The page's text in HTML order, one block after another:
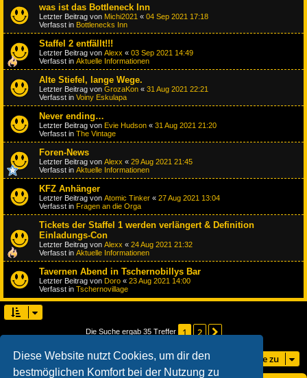
Diese Website nutzt Cookies, um dir den
bestmöglichen Komfort bei der Nutzung zu
was ist das Bottleneck Inn
Letzter Beitrag von Michi2021 « 04 Sep 2021 17:18
Verfasst in Bottlenecks Inn
Staffel 2 entfällt!!!
Letzter Beitrag von Alexx « 03 Sep 2021 14:49
Verfasst in Aktuelle Informationen
Alte Stiefel, lange Wege.
Letzter Beitrag von GrozaKon « 31 Aug 2021 22:21
Verfasst in Voiny Eskulapa
Never ending…
Letzter Beitrag von Evie Hudson « 31 Aug 2021 21:20
Verfasst in The Vintage
Foren-News
Letzter Beitrag von Alexx « 29 Aug 2021 21:45
Verfasst in Aktuelle Informationen
KFZ Anhänger
Letzter Beitrag von Atomic Tinker « 27 Aug 2021 13:04
Verfasst in Fragen an die Orga
Tickets der Staffel 1 werden verlängert & Definition
Einladungs-Con
Letzter Beitrag von Alexx « 24 Aug 2021 21:32
Verfasst in Aktuelle Informationen
Tavernen Abend in Tschernobillys Bar
Letzter Beitrag von Doro « 23 Aug 2021 14:00
Verfasst in Tschernovillage
Die Suche ergab 35 Treffer 1 2 Nächste
Gehe zu